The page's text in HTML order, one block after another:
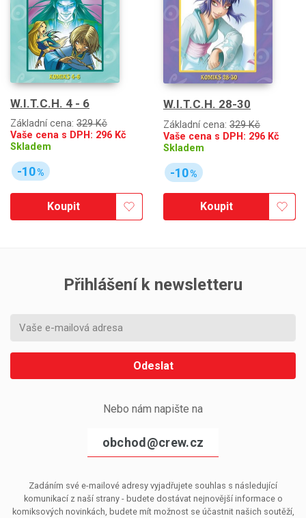
W.I.T.C.H. 4 - 6
Základní cena: 329 Kč
Vaše cena s DPH: 296 Kč
Skladem
-10%
Koupit
W.I.T.C.H. 28-30
Základní cena: 329 Kč
Vaše cena s DPH: 296 Kč
Skladem
-10%
Koupit
Přihlášení k newsletteru
Odeslat
Nebo nám napište na
obchod@crew.cz
Zadáním své e-mailové adresy vyjadřujete souhlas s následující
komunikací z naší strany - budete dostávat nejnovější informace o
komiksových novinkách, budete mít možnost se účastnit našich soutěží,